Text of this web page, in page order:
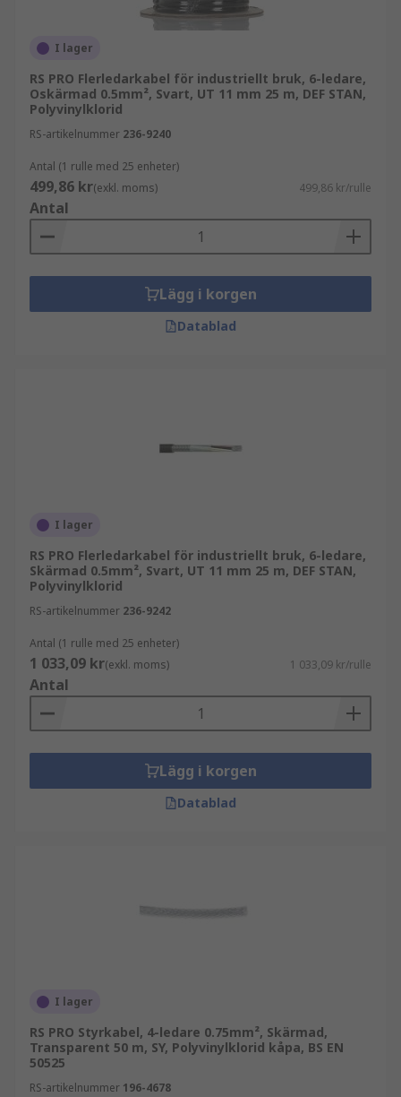
I lager
RS PRO Flerledarkabel för industriellt bruk, 6-ledare,
Oskärmad 0.5mm², Svart, UT 11 mm 25 m, DEF STAN,
Polyvinylklorid
RS-artikelnummer 236-9240
Antal (1 rulle med 25 enheter)
499,86 kr(exkl. moms) 499,86 kr/rulle
Antal
Lägg i korgen
Datablad
I lager
RS PRO Flerledarkabel för industriellt bruk, 6-ledare,
Skärmad 0.5mm², Svart, UT 11 mm 25 m, DEF STAN,
Polyvinylklorid
RS-artikelnummer 236-9242
Antal (1 rulle med 25 enheter)
1 033,09 kr(exkl. moms) 1 033,09 kr/rulle
Antal
Lägg i korgen
Datablad
I lager
RS PRO Styrkabel, 4-ledare 0.75mm², Skärmad,
Transparent 50 m, SY, Polyvinylklorid kåpa, BS EN
50525
RS-artikelnummer 196-4678